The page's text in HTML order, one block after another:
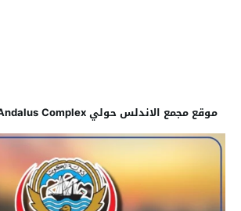
موقع مجمع الاندلس حولي AlAndalus Complex الكويت 2025